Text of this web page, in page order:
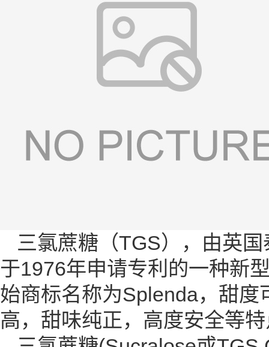
三氯蔗糖（TGS），由英
于1976年申请专利的一种新
始商标名称为Splenda，甜
高，甜味纯正，高度安全等